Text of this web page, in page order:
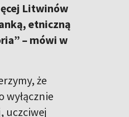
Litwinów
etniczną
– mówi w
że
wyłącznie
uczciwej